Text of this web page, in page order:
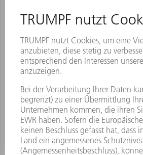
ES Fokussensor
Materialnummer:2488698